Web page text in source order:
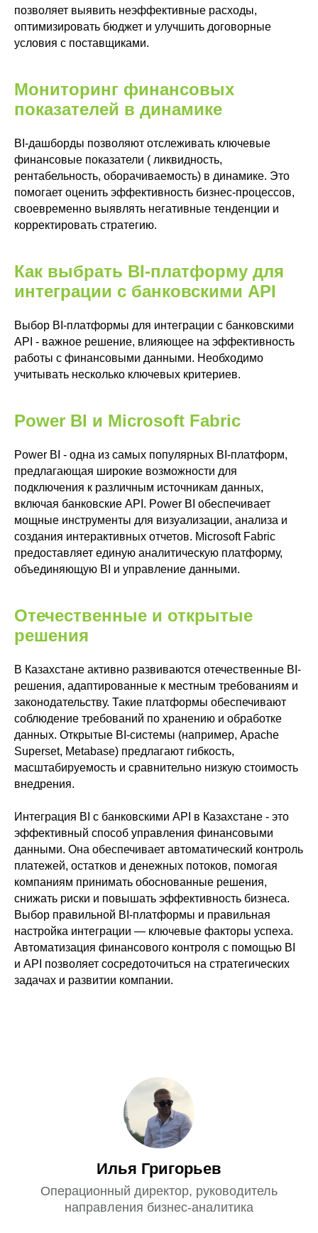
позволяет выявить неэффективные расходы,
оптимизировать бюджет и улучшить договорные
условия с поставщиками.
Мониторинг финансовых
показателей в динамике
BI-дашборды позволяют отслеживать ключевые
финансовые показатели ( ликвидность,
рентабельность, оборачиваемость) в динамике. Это
помогает оценить эффективность бизнес-процессов,
своевременно выявлять негативные тенденции и
корректировать стратегию.
Как выбрать BI-платформу для
интеграции с банковскими API
Выбор BI-платформы для интеграции с банковскими
API - важное решение, влияющее на эффективность
работы с финансовыми данными. Необходимо
учитывать несколько ключевых критериев.
Power BI и Microsoft Fabric
Power BI - одна из самых популярных BI-платформ,
предлагающая широкие возможности для
подключения к различным источникам данных,
включая банковские API. Power BI обеспечивает
мощные инструменты для визуализации, анализа и
создания интерактивных отчетов. Microsoft Fabric
предоставляет единую аналитическую платформу,
объединяющую BI и управление данными.
Отечественные и открытые
решения
В Казахстане активно развиваются отечественные BI-
решения, адаптированные к местным требованиям и
законодательству. Такие платформы обеспечивают
соблюдение требований по хранению и обработке
данных. Открытые BI-системы (например, Apache
Superset, Metabase) предлагают гибкость,
масштабируемость и сравнительно низкую стоимость
внедрения.
Интеграция BI с банковскими API в Казахстане - это
эффективный способ управления финансовыми
данными. Она обеспечивает автоматический контроль
платежей, остатков и денежных потоков, помогая
компаниям принимать обоснованные решения,
снижать риски и повышать эффективность бизнеса.
Выбор правильной BI-платформы и правильная
настройка интеграции — ключевые факторы успеха.
Автоматизация финансового контроля с помощью BI
и API позволяет сосредоточиться на стратегических
задачах и развитии компании.
Илья Григорьев
Операционный директор, руководитель
направления бизнес-аналитика
© 2026 ТОО «Зеробит»
Политика обработки персональных
данных
+7 707 489-28-18
Почта
Zerobit
Russia
Контакты
Блог
Все услуги
Yandex DataLens
Power BI
IT-обслуживание бизнеса
Microsoft 365
Реквизиты компании
ответственностью "Zerobit (Зеробит)"
050023 Казахстан, Алматы,